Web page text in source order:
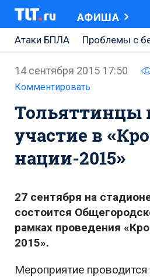
АФИША
Атаки БПЛА
Проблемы с
Ремонт Центральной площади
Ремонт Обводного шоссе
Набережная Тольятти
Неделя Тольятти
14 сентября 2015 17:50
Комментировать
Тольяттинцы
участие в
нации-2015»
27 сентября на
состоится
рамках проведения
2015».
Мероприятие проводится